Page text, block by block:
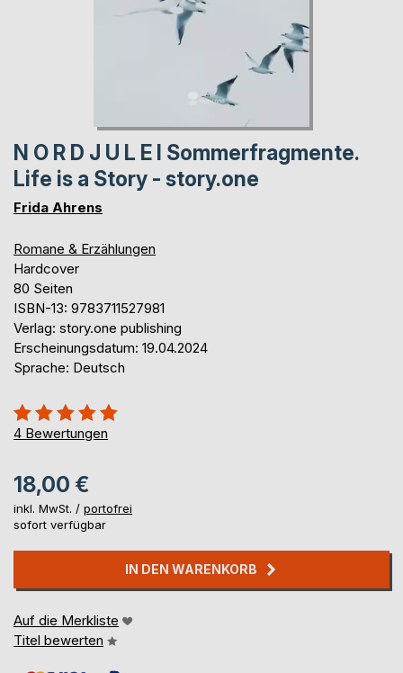
N O R D J U L E I Sommerfragmente.
Life is a Story - story.one
Frida Ahrens
Romane & Erzählungen
Hardcover
80 Seiten
ISBN-13: 9783711527981
Verlag: story.one publishing
Erscheinungsdatum: 19.04.2024
Sprache: Deutsch
Bewertung::
100%
4 Bewertungen
18,00 €
inkl. MwSt. / portofrei
sofort verfügbar
IN DEN WARENKORB
Auf die Merkliste
Titel bewerten